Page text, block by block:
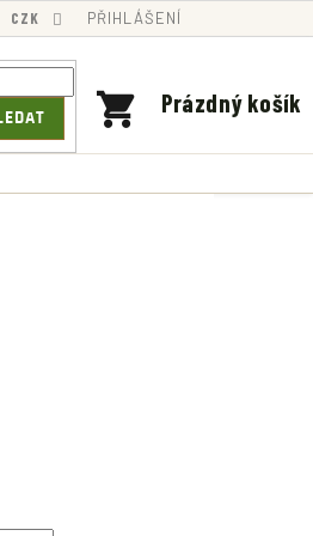
CZK PŘIHLÁŠENÍ
NÁKUPNÍ
Prázdný košík